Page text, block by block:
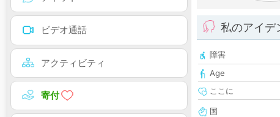
ビデオ通話
アクティビティ
寄付
私のアイデ
障害
Age
ここに
国